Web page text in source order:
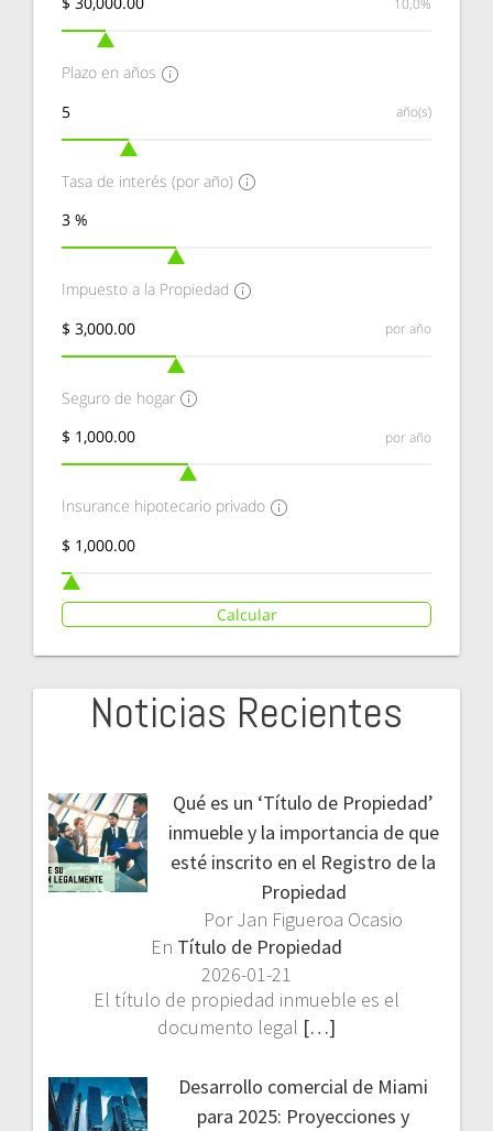
Plazo en años
año(s)
Tasa de interés (por año)
Impuesto a la Propiedad
por año
Seguro de hogar
por año
Insurance hipotecario privado
Calcular
Noticias Recientes
Qué es un ‘Título de Propiedad’
inmueble y la importancia de que
esté inscrito en el Registro de la
Propiedad
Por Jan Figueroa Ocasio
En Título de Propiedad
2026-01-21
El título de propiedad inmueble es el
documento legal […]
Desarrollo comercial de Miami
para 2025: Proyecciones y